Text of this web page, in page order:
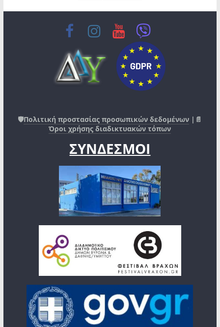
🛡️Πολιτική προστασίας προσωπικών δεδομένων |📄
Όροι χρήσης διαδικτυακών τόπων
ΣΥΝΔΕΣΜΟΙ